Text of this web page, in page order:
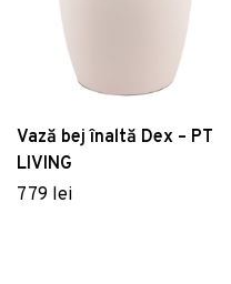
Vază bej înaltă Dex – PT
LIVING
779 lei